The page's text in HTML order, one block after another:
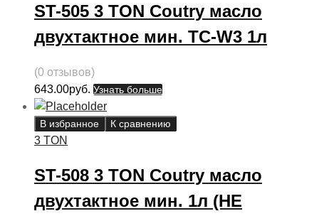
ST-505 3 TON Coutry масло
двухтактное мин. TC-W3 1л
(0 отзывов)
643.00руб. Узнать больше
В избранное К сравнению
3 TON
ST-508 3 TON Coutry масло
двухтактное мин. 1л (НЕ